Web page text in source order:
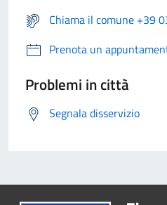
Chiama il comune +39
Prenota un
Problemi in città
Segnala disservizio